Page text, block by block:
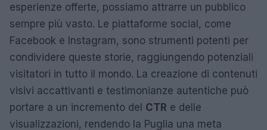
esperienze offerte, possiamo attrarre un pubblico
sempre più vasto. Le piattaforme social, come
Facebook e Instagram, sono strumenti potenti per
condividere queste storie, raggiungendo potenziali
visitatori in tutto il mondo. La creazione di contenuti
visivi accattivanti e testimonianze autentiche può
portare a un incremento del CTR e delle
visualizzazioni, rendendo la Puglia una meta